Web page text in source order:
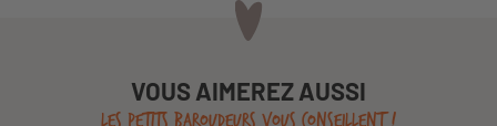
VOUS AIMEREZ AUSSI
LES PETITS BAROUDEURS VOUS CONSEILLENT !